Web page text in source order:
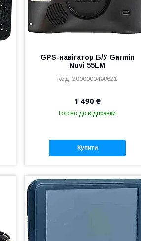
GPS-навігатор Б/У Garmin
Nuvi 55LM
2000000498621
1 490 ₴
Готово до відправки
Купити